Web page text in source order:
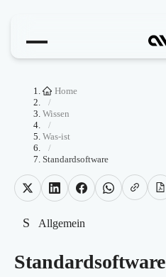
Home
/
Wissen
/
Was-ist
/
Standardsoftware
S Allgemein
Standardsoftware